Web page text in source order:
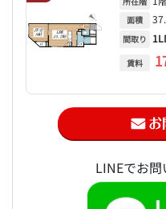
面積
間取り
賃料
LINEでお